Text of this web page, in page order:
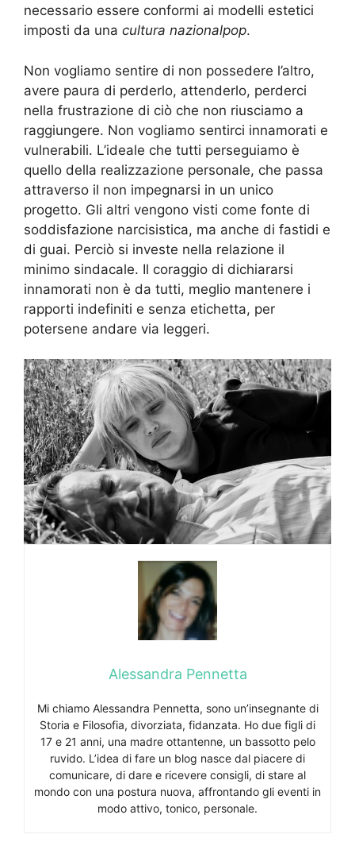
necessario essere conformi ai modelli estetici
imposti da una cultura nazionalpop.
Non vogliamo sentire di non possedere l’altro,
avere paura di perderlo, attenderlo, perderci
nella frustrazione di ciò che non riusciamo a
raggiungere. Non vogliamo sentirci innamorati e
vulnerabili. L’ideale che tutti perseguiamo è
quello della realizzazione personale, che passa
attraverso il non impegnarsi in un unico
progetto. Gli altri vengono visti come fonte di
soddisfazione narcisistica, ma anche di fastidi e
di guai. Perciò si investe nella relazione il
minimo sindacale. Il coraggio di dichiararsi
innamorati non è da tutti, meglio mantenere i
rapporti indefiniti e senza etichetta, per
potersene andare via leggeri.
Alessandra Pennetta
Mi chiamo Alessandra Pennetta, sono un’insegnante di
Storia e Filosofia, divorziata, fidanzata. Ho due figli di
17 e 21 anni, una madre ottantenne, un bassotto pelo
ruvido. L’idea di fare un blog nasce dal piacere di
comunicare, di dare e ricevere consigli, di stare al
mondo con una postura nuova, affrontando gli eventi in
modo attivo, tonico, personale.